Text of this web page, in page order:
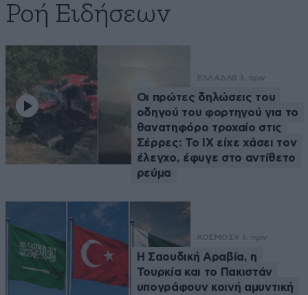
Ροή Ειδήσεων
ΕΛΛΑΔΑ8 λ. πριν
Οι πρώτες δηλώσεις του
οδηγού του φορτηγού για το
θανατηφόρο τροχαίο στις
Σέρρες: Το ΙΧ είχε χάσει τον
έλεγχο, έφυγε στο αντίθετο
ρεύμα
ΚΟΣΜΟΣ9 λ. πριν
Η Σαουδική Αραβία, η
Τουρκία και το Πακιστάν
υπογράφουν κοινή αμυντική